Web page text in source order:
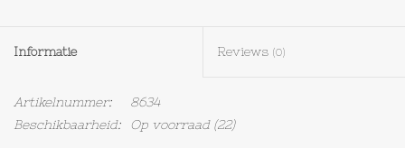
Olieflessen
Informatie Reviews (0)
Artikelnummer:
8634
Beschikbaarheid:
Op voorraad(22)